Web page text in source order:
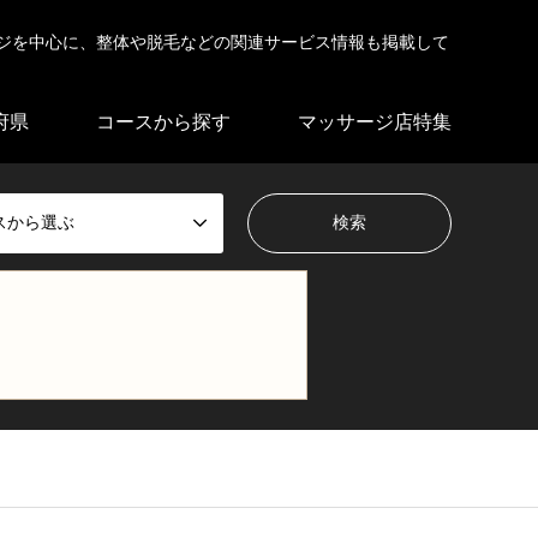
中心に、整体や脱毛などの関連サービス情報も掲載して
県 コースから探す マッサージ店特集
から選ぶ